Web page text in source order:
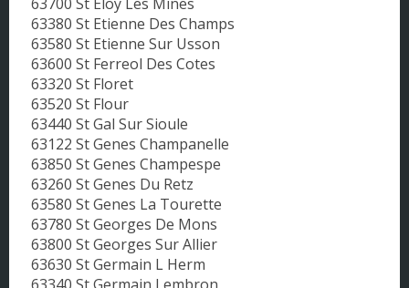
63380 St Etienne Des Champs
63580 St Etienne Sur Usson
63600 St Ferreol Des Cotes
63320 St Floret
63520 St Flour
63440 St Gal Sur Sioule
63122 St Genes Champanelle
63850 St Genes Champespe
63260 St Genes Du Retz
63580 St Genes La Tourette
63780 St Georges De Mons
63800 St Georges Sur Allier
63630 St Germain L Herm